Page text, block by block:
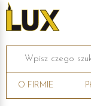
Wpisz czego
O FIRMIE